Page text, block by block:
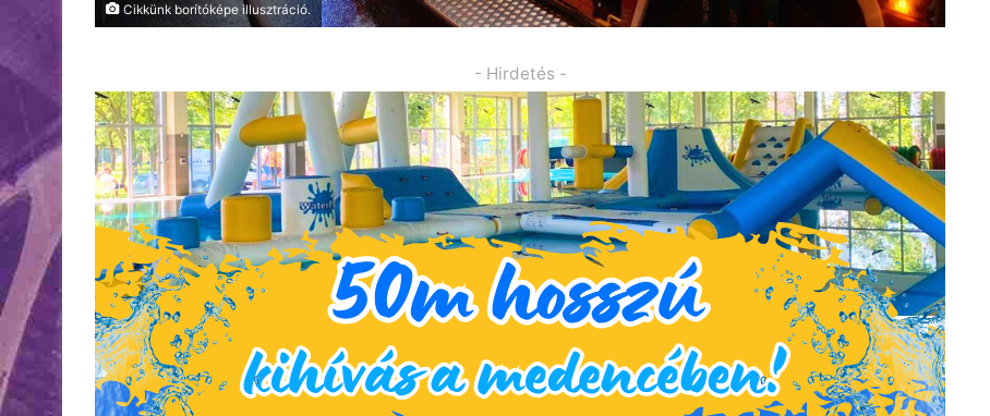
Cikkünk borítóképe illusztráció.
- Hirdetés -